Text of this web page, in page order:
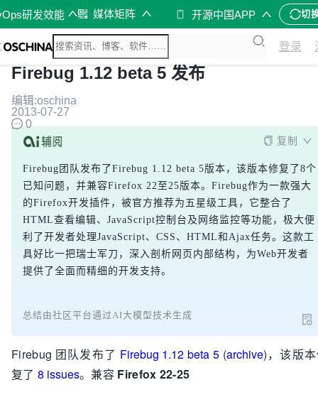
研发效能 媒体矩阵 开源中国APP 切
登录
Firebug 1.12 beta 5 发布
编辑:oschina
2013-07-27
0
复制
Firebug团队发布了Firebug 1.12 beta 5版本，该版本修复了8个
已知问题，并兼容Firefox 22至25版本。Firebug作为一款强大
的Firefox开发插件，被官方推荐为五星级工具，它整合了
HTML查看编辑、JavaScript控制台及网络监控等功能，极大便
利了开发者处理JavaScript、CSS、HTML和Ajax任务。这款工
具好比一把瑞士军刀，深入剖析网页内部结构，为Web开发者
提供了全面而精细的开发支持。
总结由社区平台通过AI大模型技术生成
Firebug 团队发布了 Firebug 1.12 beta 5(archive)，该版
复了 8 issues。兼容 Firefox 22-25